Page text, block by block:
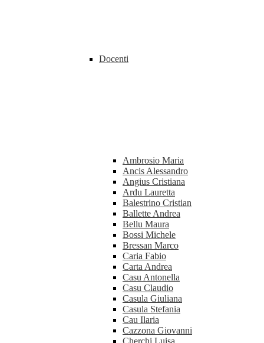
Docenti
Ambrosio Maria
Ancis Alessandro
Angius Cristiana
Ardu Lauretta
Balestrino Cristian
Ballette Andrea
Bellu Maura
Bossi Michele
Bressan Marco
Caria Fabio
Carta Andrea
Casu Antonella
Casu Claudio
Casula Giuliana
Casula Stefania
Cau Ilaria
Cazzona Giovanni